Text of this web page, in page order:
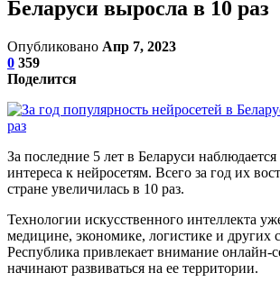
Беларуси выросла в 10 раз
Опубликовано Апр 7, 2023
0 359
Поделится
За последние 5 лет в Беларуси
интереса к нейросетям. Всего за год их
стране увеличилась в 10 раз.
Технологии искусственного интеллекта
медицине, экономике, логистике и других
Республика привлекает внимание онлайн-
начинают развиваться на ее территории.